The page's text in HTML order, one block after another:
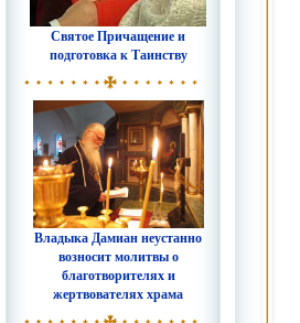
Святое Причащение и
подготовка к Таинству
Владыка Дамиан неустанно
возносит молитвы о
благотворителях и
жертвователях храма